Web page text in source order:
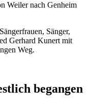
Weiler nach Genheim
Sänger,
Gerhard Kunert mit
Weg.
begangen